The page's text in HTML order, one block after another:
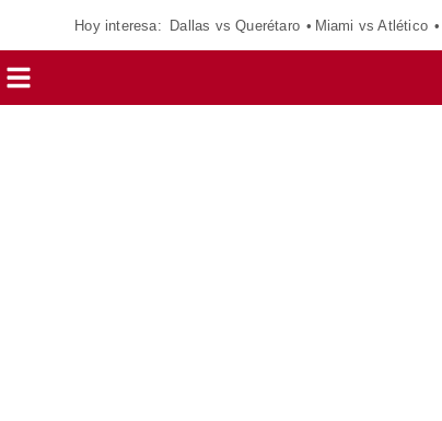
Hoy interesa: Dallas vs Querétaro Miami vs Atlético